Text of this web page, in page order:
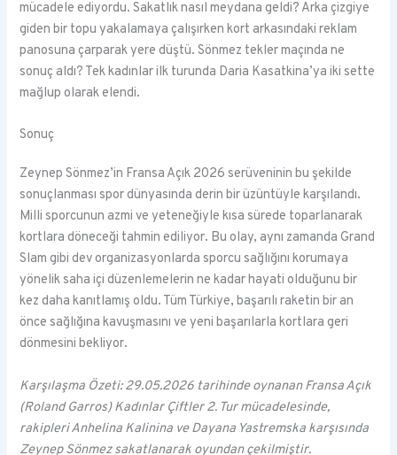
mücadele ediyordu. Sakatlık nasıl meydana geldi? Arka çizgiye
giden bir topu yakalamaya çalışırken kort arkasındaki reklam
panosuna çarparak yere düştü. Sönmez tekler maçında ne
sonuç aldı? Tek kadınlar ilk turunda Daria Kasatkina’ya iki sette
mağlup olarak elendi.
Sonuç
Zeynep Sönmez’in Fransa Açık 2026 serüveninin bu şekilde
sonuçlanması spor dünyasında derin bir üzüntüyle karşılandı.
Milli sporcunun azmi ve yeteneğiyle kısa sürede toparlanarak
kortlara döneceği tahmin ediliyor. Bu olay, aynı zamanda Grand
Slam gibi dev organizasyonlarda sporcu sağlığını korumaya
yönelik saha içi düzenlemelerin ne kadar hayati olduğunu bir
kez daha kanıtlamış oldu. Tüm Türkiye, başarılı raketin bir an
önce sağlığına kavuşmasını ve yeni başarılarla kortlara geri
dönmesini bekliyor.
Karşılaşma Özeti: 29.05.2026 tarihinde oynanan Fransa Açık
(Roland Garros) Kadınlar Çiftler 2. Tur mücadelesinde,
rakipleri Anhelina Kalinina ve Dayana Yastremska karşısında
Zeynep Sönmez sakatlanarak oyundan çekilmiştir.